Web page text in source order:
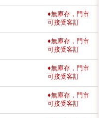
♦無庫存，門市
可接受客訂
♦無庫存，門市
可接受客訂
♦無庫存，門市
可接受客訂
♦無庫存，門市
可接受客訂